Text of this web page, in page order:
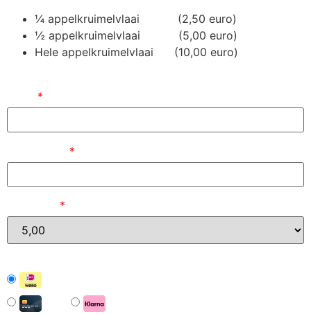
¼ appelkruimelvlaai (2,50 euro)
½ appelkruimelvlaai (5,00 euro)
Hele appelkruimelvlaai (10,00 euro)
*
*
*